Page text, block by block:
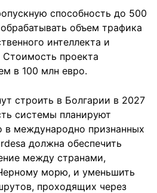
способность до 500
объем трафика
интеллекта и
Стоимость проекта
в 100 млн евро.
строить в Болгарии в 2027
системы планируют
в международно признанных
должна обеспечить
между странами,
морю, и уменьшить
проходящих через